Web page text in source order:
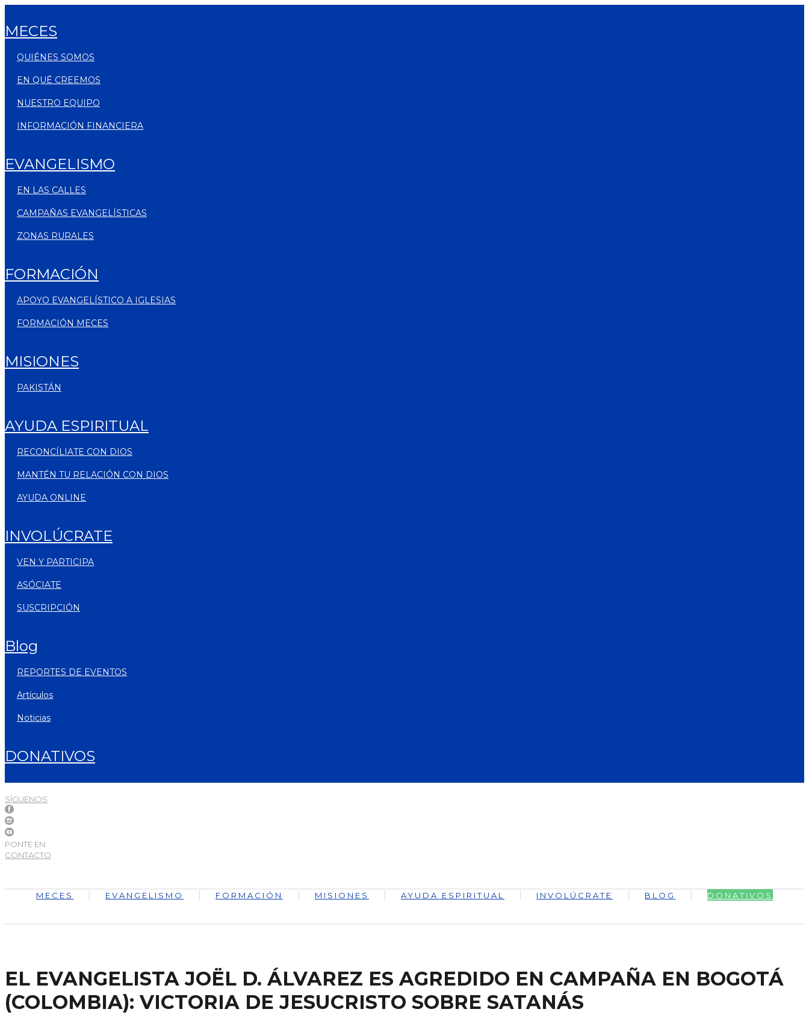
MECES
QUIÉNES SOMOS
EN QUÉ CREEMOS
NUESTRO EQUIPO
INFORMACIÓN FINANCIERA
EVANGELISMO
EN LAS CALLES
CAMPAÑAS EVANGELÍSTICAS
ZONAS RURALES
FORMACIÓN
APOYO EVANGELÍSTICO A IGLESIAS
FORMACIÓN MECES
MISIONES
PAKISTÁN
AYUDA ESPIRITUAL
RECONCÍLIATE CON DIOS
MANTÉN TU RELACIÓN CON DIOS
AYUDA ONLINE
INVOLÚCRATE
VEN Y PARTICIPA
ASÓCIATE
SUSCRIPCIÓN
blog
REPORTES DE EVENTOS
artículos
noticias
DONATIVOS
SÍGUENOS
PONTE EN:
CONTACTO
MECES EVANGELISMO FORMACIÓN MISIONES AYUDA ESPIRITUAL INVOLÚCRATE BLOG DONATIVOS
EL EVANGELISTA JOËL D. ÁLVAREZ ES AGREDIDO EN CAMPAÑA EN BOGOTÁ
(COLOMBIA): VICTORIA DE JESUCRISTO SOBRE SATANÁS